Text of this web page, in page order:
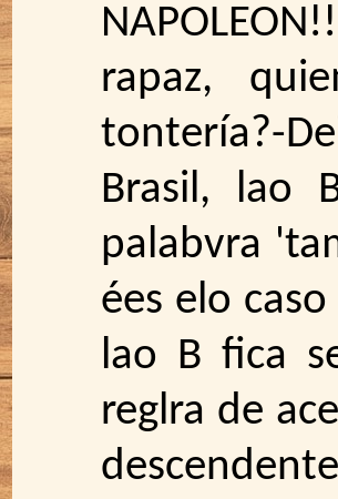
rapaz,
tontería?-
Brasil, lao
palabvra
ées elo
lao B fica
reglra de